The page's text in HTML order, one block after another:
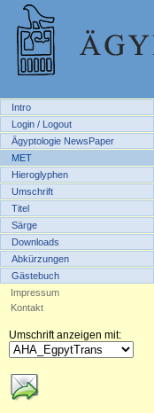
Intro
Login / Logout
Ägyptologie NewsPaper
MET
Hieroglyphen
Umschrift
Titel
Särge
Downloads
Abkürzungen
Gästebuch
Impressum
Kontakt
Umschrift anzeigen mit: